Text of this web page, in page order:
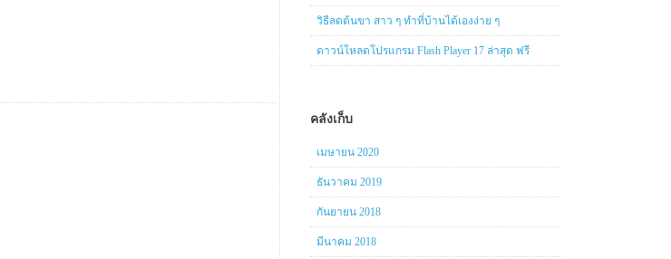
วิธีลดต้นขา สาว ๆ ทำที่บ้านได้เองง่าย ๆ
ดาวน์โหลดโปรแกรม Flash Player 17 ล่าสุด ฟรี
คลังเก็บ
เมษายน 2020
ธันวาคม 2019
กันยายน 2018
มีนาคม 2018